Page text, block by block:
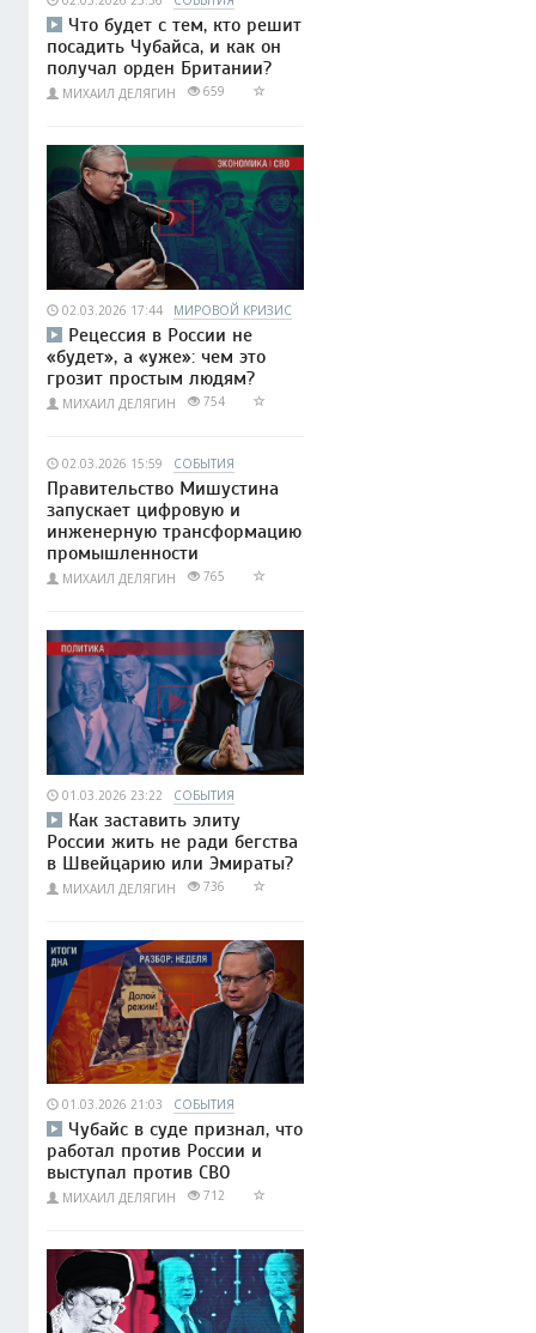
Что будет с тем, кто решит
посадить Чубайса, и как он
получал орден Британии?
МИХАИЛ ДЕЛЯГИН 659
02.03.2026 17:44 МИРОВОЙ КРИЗИС
Рецессия в России не
«будет», а «уже»: чем это
грозит простым людям?
МИХАИЛ ДЕЛЯГИН 754
02.03.2026 15:59 СОБЫТИЯ
Правительство Мишустина
запускает цифровую и
инженерную трансформацию
промышленности
МИХАИЛ ДЕЛЯГИН 765
01.03.2026 23:22 СОБЫТИЯ
Как заставить элиту
России жить не ради бегства
в Швейцарию или Эмираты?
МИХАИЛ ДЕЛЯГИН 736
01.03.2026 21:03 СОБЫТИЯ
Чубайс в суде признал, что
работал против России и
выступал против СВО
МИХАИЛ ДЕЛЯГИН 712